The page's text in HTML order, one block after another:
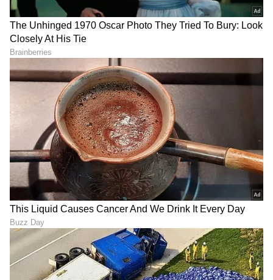
ಇಲ್ಲಿನ ತಾಪಮಾನ 8–18°C ಇರುತ್ತದೆ. ಸಿಲ್ವರ್ ಕ್ಯಾಸ್ಕೇಡ್
ಜಲಪಾತ ವೀಕ್ಷಣೆ ಮತ್ತು ಕಾಡಿನ ನಡುವಿನ ನಡಿಗೆ ನಿಮಗೆ
ಪುನಶ್ಚೇತನ ನೀಡುತ್ತದೆ. ಇದು ಅಷ್ಟೊಂದು ಜನದಟ್ಟಣೆ ಇಲ್ಲದ
ಪ್ರಶಾಂತ ತಾಣವಾಗಿದೆ.
LATEST VIDEOS
ಆರೋಗ್ಯ, ಸೌಂದರ್ಯ, ಫಿಟ್‌ನೆಸ್,ಕಿಚನ್ ಟಿಪ್ಸ್‌,